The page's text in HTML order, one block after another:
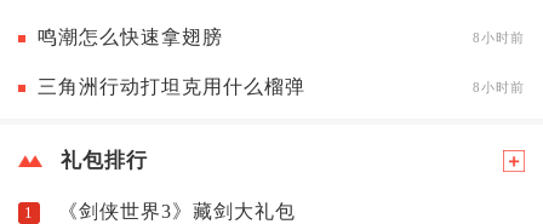
鸣潮怎么快速拿翅膀 8小时前
三角洲行动打坦克用什么榴弹 8小时前
礼包排行
1 《剑侠世界3》藏剑大礼包